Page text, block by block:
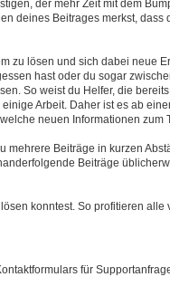
der mehr Zeit mit dem
deines Beitrages merkst,
zu lösen und sich dabei neue
hast oder du sogar
So weist du Helfer, die
Arbeit. Daher ist es ab
neuen Informationen zum
mehrere Beiträge in kurzen
Beiträge
konntest. So profitieren alle
für